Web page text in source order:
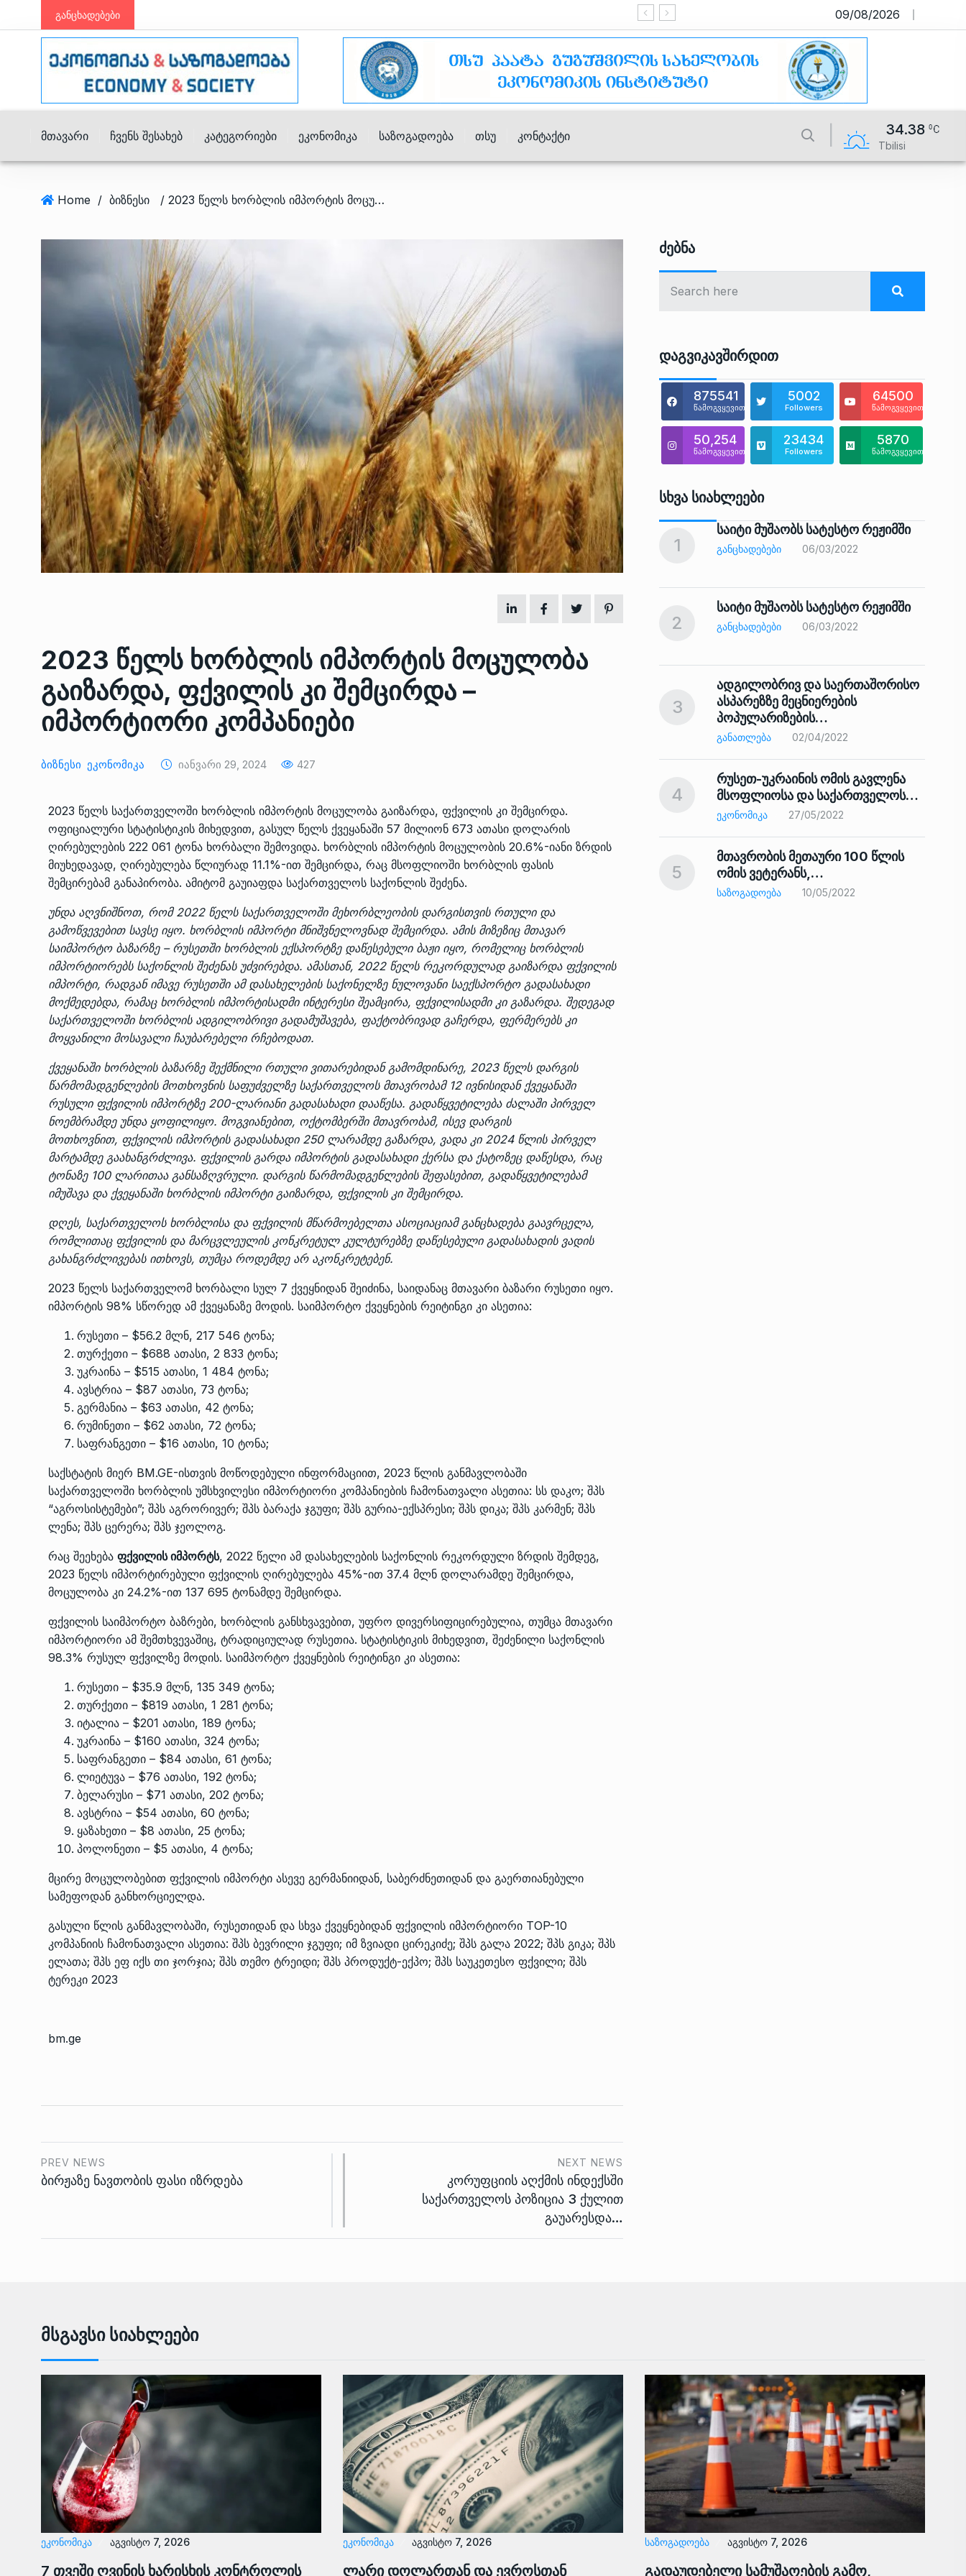
განცხადებები საიტი მუშაობს სატესტო რეჟიმში
09/08/2026
Მთავარი Ჩვენს Შესახებ Კატეგორიები Ეკონომიკა Საზოგადოება Თსუ Კონტაქტი 34.38
Tbilisi
Home / ბიზნესი / 2023 წელს ხორბლის იმპორტის მოცულობა გაიზარდა, ფქვილის კი შემცირდა – იმპორტიორი კომპანიები
2023 წელს ხორბლის იმპორტის მოცულობა
გაიზარდა, ფქვილის კი შემცირდა –
იმპორტიორი კომპანიები
Ბიზნესი Ეკონომიკა Იანვარი 29, 2024 427
2023 წელს საქართველოში ხორბლის იმპორტის მოცულობა გაიზარდა, ფქვილის კი შემცირდა.
ოფიციალური სტატისტიკის მიხედვით, გასულ წელს ქვეყანაში 57 მილიონ 673 ათასი დოლარის
ღირებულების 222 061 ტონა ხორბალი შემოვიდა. ხორბლის იმპორტის მოცულობის 20.6%-იანი ზრდის
მიუხედავად, ღირებულება წლიურად 11.1%-ით შემცირდა, რაც მსოფლიოში ხორბლის ფასის
შემცირებამ განაპირობა. ამიტომ გაუიაფდა საქართველოს საქონლის შეძენა.
უნდა აღვნიშნოთ, რომ 2022 წელს საქართველოში მეხორბლეობის დარგისთვის რთული და
გამოწვევებით სავსე იყო. ხორბლის იმპორტი მნიშვნელოვნად შემცირდა. ამის მიზეზიც მთავარ
საიმპორტო ბაზარზე – რუსეთში ხორბლის ექსპორტზე დაწესებული ბაჟი იყო, რომელიც ხორბლის
იმპორტიორებს საქონლის შეძენას უძვირებდა. ამასთან, 2022 წელს რეკორდულად გაიზარდა ფქვილის
იმპორტი, რადგან იმავე რუსეთში ამ დასახელების საქონელზე ნულოვანი საექსპორტო გადასახადი
მოქმედებდა, რამაც ხორბლის იმპორტისადმი ინტერესი შეამცირა, ფქვილისადმი კი გაზარდა. შედეგად
საქართველოში ხორბლის ადგილობრივი გადამუშავება, ფაქტობრივად გაჩერდა, ფერმერებს კი
მოყვანილი მოსავალი ჩაუბარებელი რჩებოდათ.
ქვეყანაში ხორბლის ბაზარზე შექმნილი რთული ვითარებიდან გამომდინარე, 2023 წელს დარგის
წარმომადგენლების მოთხოვნის საფუძველზე საქართველოს მთავრობამ 12 ივნისიდან ქვეყანაში
რუსული ფქვილის იმპორტზე 200-ლარიანი გადასახადი დააწესა. გადაწყვეტილება ძალაში პირველ
ნოემბრამდე უნდა ყოფილიყო. მოგვიანებით, ოქტომბერში მთავრობამ, ისევ დარგის
მოთხოვნით, ფქვილის იმპორტის გადასახადი 250 ლარამდე გაზარდა, ვადა კი 2024 წლის პირველ
მარტამდე გაახანგრძლივა. ფქვილის გარდა იმპორტის გადასახადი ქერსა და ქატოზეც დაწესდა, რაც
ტონაზე 100 ლარითაა განსაზღვრული. დარგის წარმომადგენლების შეფასებით, გადაწყვეტილებამ
იმუშავა და ქვეყანაში ხორბლის იმპორტი გაიზარდა, ფქვილის კი შემცირდა.
დღეს, საქართველოს ხორბლისა და ფქვილის მწარმოებელთა ასოციაციამ განცხადება გაავრცელა,
რომლითაც ფქვილის და მარცვლეულის კონკრეტულ კულტურებზე დაწესებული გადასახადის ვადის
გახანგრძლივებას ითხოვს, თუმცა როდემდე არ აკონკრეტებენ.
2023 წელს საქართველომ ხორბალი სულ 7 ქვეყნიდან შეიძინა, საიდანაც მთავარი ბაზარი რუსეთი იყო.
იმპორტის 98% სწორედ ამ ქვეყანაზე მოდის. საიმპორტო ქვეყნების რეიტინგი კი ასეთია:
რუსეთი – $56.2 მლნ, 217 546 ტონა;
თურქეთი – $688 ათასი, 2 833 ტონა;
უკრაინა – $515 ათასი, 1 484 ტონა;
ავსტრია – $87 ათასი, 73 ტონა;
გერმანია – $63 ათასი, 42 ტონა;
რუმინეთი – $62 ათასი, 72 ტონა;
საფრანგეთი – $16 ათასი, 10 ტონა;
საქსტატის მიერ BM.GE-ისთვის მოწოდებული ინფორმაციით, 2023 წლის განმავლობაში
საქართველოში ხორბლის უმსხვილესი იმპორტიორი კომპანიების ჩამონათვალი ასეთია: სს დაკო; შპს
“აგროსისტემები”; შპს აგრორივერ; შპს ბარაქა ჯგუფი; შპს გურია-ექსპრესი; შპს დიკა; შპს კარმენ; შპს
ლენა; შპს ცერერა; შპს ჯეოლოგ.
რაც შეეხება ფქვილის იმპორტს, 2022 წელი ამ დასახელების საქონლის რეკორდული ზრდის შემდეგ,
2023 წელს იმპორტირებული ფქვილის ღირებულება 45%-ით 37.4 მლნ დოლარამდე შემცირდა,
მოცულობა კი 24.2%-ით 137 695 ტონამდე შემცირდა.
ფქვილის საიმპორტო ბაზრები, ხორბლის განსხვავებით, უფრო დივერსიფიცირებულია, თუმცა მთავარი
იმპორტიორი ამ შემთხვევაშიც, ტრადიციულად რუსეთია. სტატისტიკის მიხედვით, შეძენილი საქონლის
98.3% რუსულ ფქვილზე მოდის. საიმპორტო ქვეყნების რეიტინგი კი ასეთია:
რუსეთი – $35.9 მლნ, 135 349 ტონა;
თურქეთი – $819 ათასი, 1 281 ტონა;
იტალია – $201 ათასი, 189 ტონა;
უკრაინა – $160 ათასი, 324 ტონა;
საფრანგეთი – $84 ათასი, 61 ტონა;
ლიეტუვა – $76 ათასი, 192 ტონა;
ბელარუსი – $71 ათასი, 202 ტონა;
ავსტრია – $54 ათასი, 60 ტონა;
ყაზახეთი – $8 ათასი, 25 ტონა;
პოლონეთი – $5 ათასი, 4 ტონა;
მცირე მოცულობებით ფქვილის იმპორტი ასევე გერმანიიდან, საბერძნეთიდან და გაერთიანებული
სამეფოდან განხორციელდა.
გასული წლის განმავლობაში, რუსეთიდან და სხვა ქვეყნებიდან ფქვილის იმპორტიორი TOP-10
კომპანიის ჩამონათვალი ასეთია: შპს ბევრილი ჯგუფი; იმ ზვიადი ცირეკიძე; შპს გალა 2022; შპს გიკა; შპს
ელათა; შპს ეფ იქს თი ჯორჯია; შპს თემო ტრეიდი; შპს პროდუქტ-ექპო; შპს საუკეთესო ფქვილი; შპს
ტერეკი 2023
bm.ge
PREV NEWS
ბირჟაზე ნავთობის ფასი იზრდება
NEXT NEWS
კორუფციის აღქმის ინდექსში
საქართველოს პოზიცია 3 ქულით
გაუარესდა…
Ძებნა
Დაგვიკავშირდით
875541
წამოგვყევით
5002
Followers
64500
წამოგვყევით
50,254
წამოგვყევით
23434
Followers
5870
წამოგვყევით
Სხვა Სიახლეები
6
ოთარ შამუგია ბაქოში გამართულ
მინისტერიალზე სიტყვით…
ᲔᲙᲝᲜᲝᲛᲘᲙᲐ 10/05/2022
ᲔᲙᲝᲜᲝᲛᲘᲙᲐ 10/05/2022
8
საქართველოს რკინიგზის
გენერალურმა დირექტორმა შუა
დერეფნის…
9
სახელობის ოპერისა და
ბალეტის…
ᲙᲣᲚᲢᲣᲠᲐ 13/05/2022
10
თბილისის ზაქარია ფალიაშვილის
სახელობის ოპერისა და
ბალეტის…
ᲙᲣᲚᲢᲣᲠᲐ 13/05/2022
11
ზურაბ აზარაშვილი:
„სოციალურად დაუცველთა
დასაქმების პროგრამაში,…
აბაშის მუნიციპალიტეტი
მარაგი დღეისათვის გვაქვს
14
ტექნოპარკში სტარტაპერებს…
ᲒᲐᲜᲐᲗᲚᲔᲑᲐ 15/05/2022
15
პრემიერ-მინისტრმა ირაკლი
ღარიბაშვილმა ახლად
რეაბილიტირებული ოზურგეთის…
ᲒᲐᲜᲐᲗᲚᲔᲑᲐ 15/05/2022
1
საიტი მუშაობს სატესტო რეჟიმში
ᲒᲐᲜᲪᲮᲐᲓᲔᲑᲔᲑᲘ 06/03/2022
2
საიტი მუშაობს სატესტო რეჟიმში
ᲒᲐᲜᲪᲮᲐᲓᲔᲑᲔᲑᲘ 06/03/2022
3
ადგილობრივ და საერთაშორისო
ასპარეზზე მეცნიერების
პოპულარიზების…
ᲒᲐᲜᲐᲗᲚᲔᲑᲐ 02/04/2022
4
რუსეთ-უკრაინის ომის გავლენა
მსოფლიოსა და საქართველოს…
ᲔᲙᲝᲜᲝᲛᲘᲙᲐ 27/05/2022
5
მთავრობის მეთაური 100 წლის
ომის ვეტერანს,…
ᲡᲐᲖᲝᲒᲐᲓᲝᲔᲑᲐ 10/05/2022
Მსგავსი Სიახლეები
ᲔᲙᲝᲜᲝᲛᲘᲙᲐ აგვისტო 7, 2026
7 თვეში ღვინის ხარისხის კონტროლის
ᲔᲙᲝᲜᲝᲛᲘᲙᲐ აგვისტო 7, 2026
ლარი დოლართან და ევროსთან
ᲡᲐᲖᲝᲒᲐᲓᲝᲔᲑᲐ აგვისტო 7, 2026
გადაუდებელი სამუშაოების გამო,